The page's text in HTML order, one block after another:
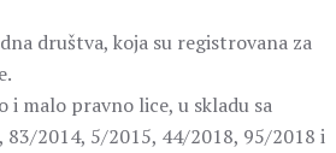
društva, koja su registrovana za
malo pravno lice, u skladu sa
2014, 5/2015, 44/2018, 95/2018 i